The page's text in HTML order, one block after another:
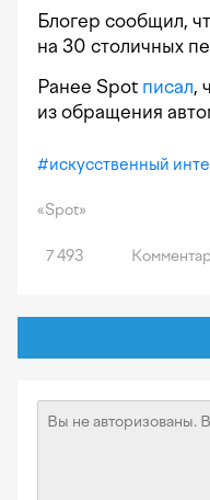
Блогер сообщил,
на 30 столичных
Ранее Spot писал,
из обращения
#искусственный
«Spot»
7 493